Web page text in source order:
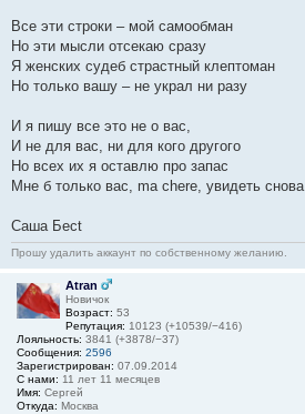
Все эти строки – мой самообман
Но эти мысли отсекаю сразу
Я женских судеб страстный клептоман
Но только вашу – не украл ни разу
И я пишу все это не о вас,
И не для вас, ни для кого другого
Но всех их я оставлю про запас
Мне б только вас, ma chere, увидеть снова
Саша Бесt
Прошу удалить аккаунт по собственному желанию.
Atran
Новичок
Возраст: 53
Репутация: 10123 (+10539/−416)
Лояльность: 3841 (+3878/−37)
Сообщения: 2596
Зарегистрирован: 07.09.2014
С нами: 11 лет 11 месяцев
Имя: Сергей
Откуда: Москва